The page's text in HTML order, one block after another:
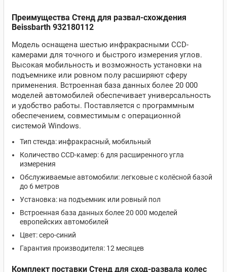
Преимущества Стенд для развал-схождения
Beissbarth 932180112
Модель оснащена шестью инфракрасными CCD-
камерами для точного и быстрого измерения углов.
Высокая мобильность и возможность установки на
подъемнике или ровном полу расширяют сферу
применения. Встроенная база данных более 20 000
моделей автомобилей обеспечивает универсальность
и удобство работы. Поставляется с программным
обеспечением, совместимым с операционной
системой Windows.
Тип стенда: инфракрасный, мобильный
Количество CCD-камер: 6 для расширенного угла
измерения
Обслуживаемые автомобили: легковые с колёсной базой
до 6 метров
Установка: на подъемник или ровный пол
Встроенная база данных более 20 000 моделей
европейских автомобилей
Цвет: серо-синий
Гарантия производителя: 12 месяцев
Комплект поставки Стенд для сход-развала колес